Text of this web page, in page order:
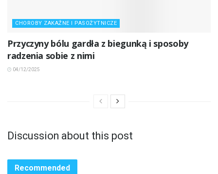
CHOROBY ZAKAŹNE I PASOŻYTNICZE
Przyczyny bólu gardła z biegunką i sposoby
radzenia sobie z nimi
04/12/2025
Discussion about this post
Recommended